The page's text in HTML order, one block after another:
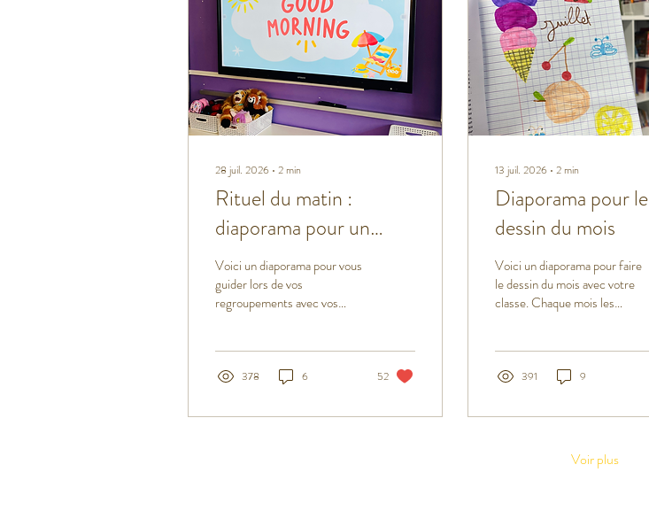
28 juil. 2026 ∙ 2 min
Rituel du matin :
diaporama pour un
regroupement en
anglais
Voici un diaporama pour vous
guider lors de vos
regroupements avec vos
378 6 52
13 juil. 2026 ∙ 2 min
Diaporama pour le
dessin du mois
Voici un diaporama pour faire
le dessin du mois avec votre
classe. Chaque mois les
et les événements qui leur
391 9
Voir plus